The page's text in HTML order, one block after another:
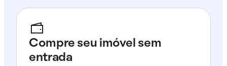
Compre seu imóvel sem
entrada